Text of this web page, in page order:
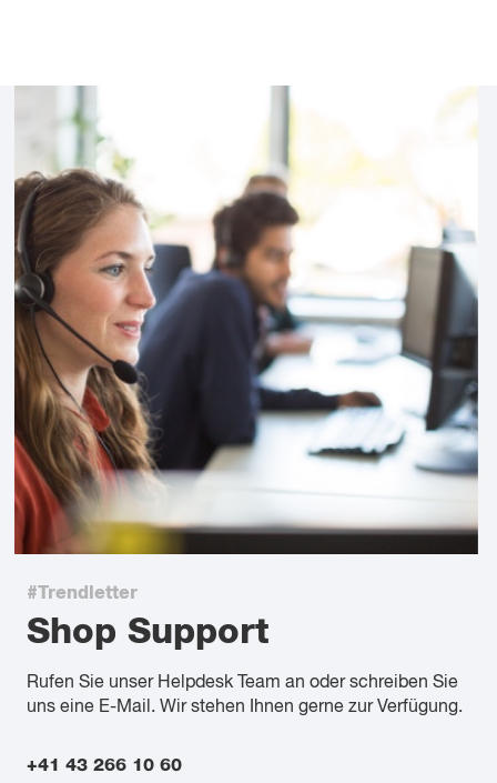
#Trendletter
Shop Support
Rufen Sie unser Helpdesk Team an oder schreiben Sie
uns eine E-Mail. Wir stehen Ihnen gerne zur Verfügung.
+41 43 266 10 60